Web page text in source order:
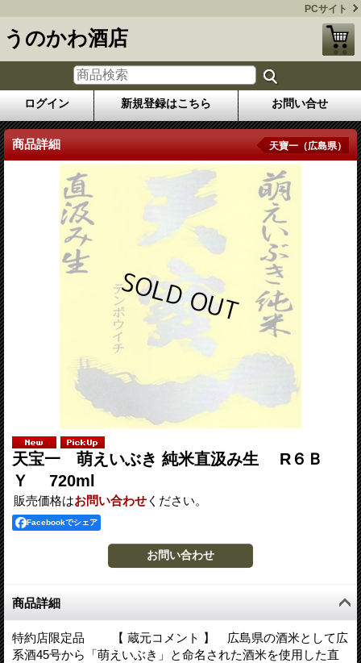
PCサイト
うのかわ酒店
ログイン 新規登録はこちら お問い合せ
商品詳細 天寶一（広島県）
天宝一 萌えいぶき 純米直汲み生 R６Ｂ
Ｙ 720ml
販売価格はお問い合わせ ください。
Facebookでシェア
商品詳細
特約店限定品 【 蔵元コメント 】 広島県の酒米として広
系酒45号から「萌えいぶき」と命名された酒米を使用した直